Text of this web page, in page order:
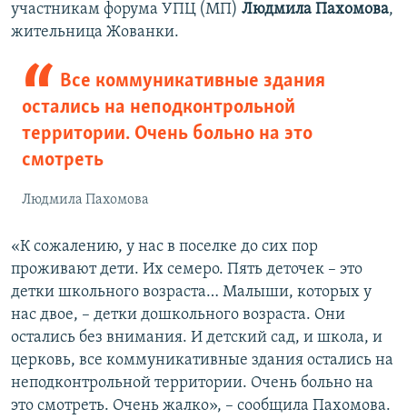
участникам форума УПЦ (МП) Людмила Пахомова,
жительница Жованки.
Все коммуникативные здания
остались на неподконтрольной
территории. Очень больно на это
смотреть
Людмила Пахомова
«К сожалению, у нас в поселке до сих пор
проживают дети. Их семеро. Пять деточек – это
детки школьного возраста… Малыши, которых у
нас двое, – детки дошкольного возраста. Они
остались без внимания. И детский сад, и школа, и
церковь, все коммуникативные здания остались на
неподконтрольной территории. Очень больно на
это смотреть. Очень жалко», – сообщила Пахомова.